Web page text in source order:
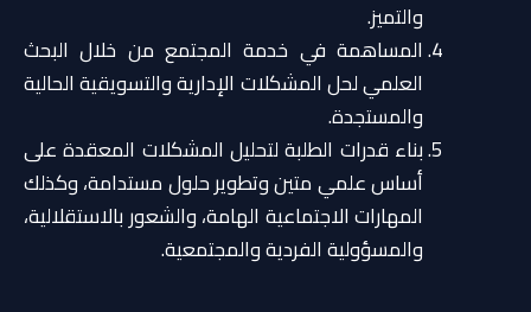
والتميز.
المساهمة في خدمة المجتمع من خلال البحث
العلمي لحل المشكلات الإدارية والتسويقية الحالية
والمستجدة.
بناء قدرات الطلبة لتحليل المشكلات المعقدة على
أساس علمي متين وتطوير حلول مستدامة، وكذلك
المهارات الاجتماعية الهامة، والشعور بالاستقلالية،
والمسؤولية الفردية والمجتمعية.